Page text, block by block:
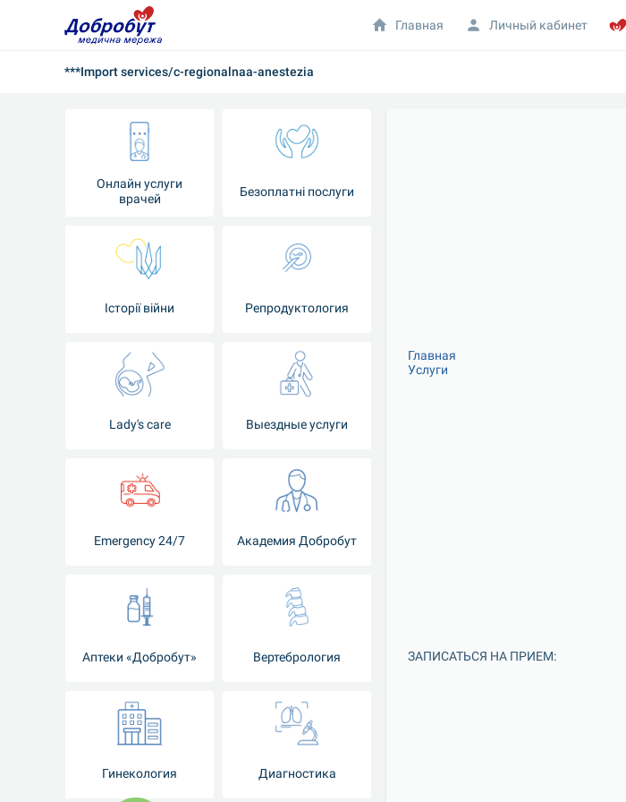
***Import services/c-regionalnaa-anestezia
Онлайн услуги
врачей
Безоплатні послуги
Iсторії війни Репродуктология
Lady's care Выездные услуги
Emergency 24/7 Академия Добробут
Аптеки «Добробут» Вертебрология
Гинекология Диагностика
Главная
Услуги
ЗАПИСАТЬСЯ НА ПРИЕМ:
Главная Личный кабинет